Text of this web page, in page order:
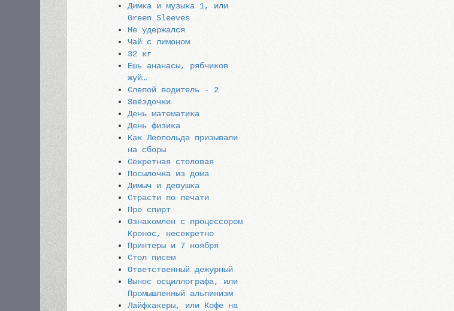
Димка и музыка 1, или
Green Sleeves
Не удержался
Чай с лимоном
32 кг
Ешь ананасы, рябчиков
жуй…
Слепой водитель - 2
Звёздочки
День математика
День физика
Как Леопольда призывали
на сборы
Секретная столовая
Посылочка из дома
Димыч и девушка
Страсти по печати
Про спирт
Ознакомлен с процессором
Кронос, несекретно
Принтеры и 7 ноября
Стол писем
Ответственный дежурный
Вынос осциллографа, или
Промышленный альпинизм
Лайфхакеры, или Кофе на